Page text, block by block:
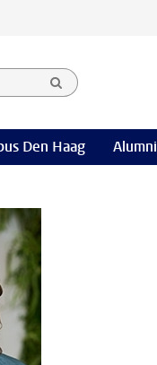
Den Haag Alumni